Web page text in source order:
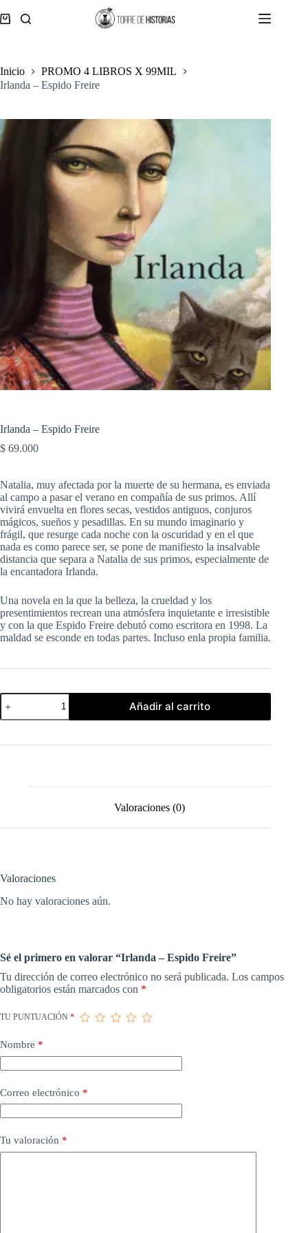
al
Carro
Inicio
PROMO 4 LIBROS X 99MIL
Irlanda – Espido Freire
Irlanda – Espido Freire
$ 69.000
Natalia, muy afectada por la muerte de su hermana, es enviada
al campo a pasar el verano en compañía de sus primos. Allí
vivirá envuelta en flores secas, vestidos antiguos, conjuros
mágicos, sueños y pesadillas. En su mundo imaginario y
frágil, que resurge cada noche con la oscuridad y en el que
nada es como parece ser, se pone de manifiesto la insalvable
distancia que separa a Natalia de sus primos, especialmente de
la encantadora Irlanda.
Una novela en la que la belleza, la crueldad y los
presentimientos recrean una atmósfera inquietante e irresistible
y con la que Espido Freire debutó como escritora en 1998. La
maldad se esconde en todas partes. Incluso enla propia familia.
Irlanda
Espido
cantidad
Añadir al carrito
Valoraciones (0)
Valoraciones
No hay valoraciones aún.
Sé el primero en valorar “Irlanda – Espido Freire”
Tu dirección de correo electrónico no será publicada. Los campos
obligatorios están marcados con *
TU PUNTUACIÓN *
Nombre *
Correo electrónico *
Tu valoración *